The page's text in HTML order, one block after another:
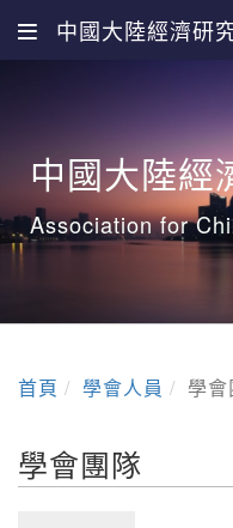
中國大陸經
首頁 學會人員 學
學會團隊